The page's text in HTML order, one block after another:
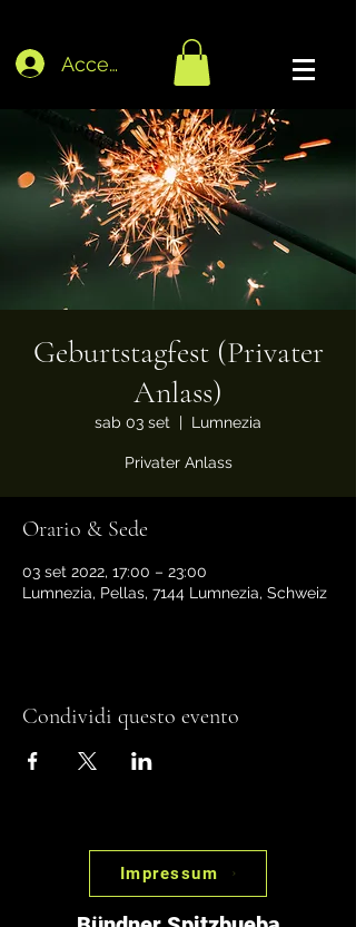
Accedi
Geburtstagfest (Privater
Anlass)
sab 03 set
  |
Lumnezia
Privater Anlass
Orario & Sede
03 set 2022, 17:00 – 23:00
Lumnezia, Pellas, 7144 Lumnezia, Schweiz
Condividi questo evento
Impressum